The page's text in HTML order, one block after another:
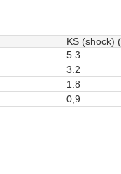
KS (shock)
5.3
3.2
1.8
0,9